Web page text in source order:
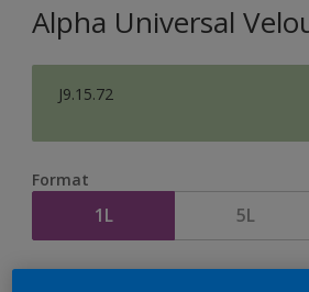
Alpha Universal
J9.15.72
Format
1L 5L